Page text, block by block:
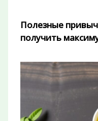
Полезные
получить